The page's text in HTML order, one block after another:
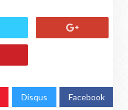
Disqus Facebook